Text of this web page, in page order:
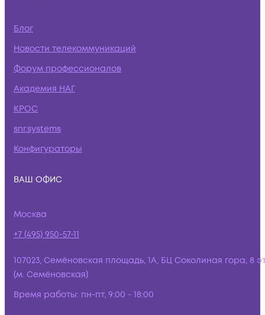
Блог
Новости телекоммуникаций
Форум профессионалов
Академия НАГ
КРОС
snr.systems
Конфигураторы
ВАШ ОФИС
Москва
+7 (495) 950-57-11
107023, Семёновская площадь, 1А, БЦ Соколиная гора, 8
(м. Семёновская)
Время работы: пн-пт, 9:00 - 18:00